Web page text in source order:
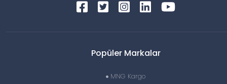
Popüler Markalar
MNG Kargo